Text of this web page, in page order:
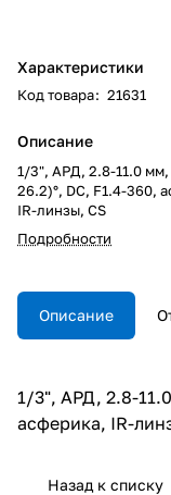
Характеристики
Код товара: 21631
Описание
1/3", АРД, 2.8-11.0
26.2)°, DC, F1.4-360,
IR-линзы, CS
Подробности
Описание
1/3", АРД, 2.8-
асферика, IR-
Назад к списку